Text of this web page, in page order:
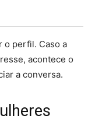
o perfil. Caso a
acontece o
a conversa.